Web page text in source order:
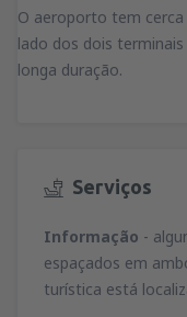
O aeroporto tem
lado dos dois
longa duração.
Serviços
Informação -
espaçados em
turística está